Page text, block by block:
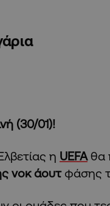
(30/01)!
η UEFAθα
νοκ άουτφάσης